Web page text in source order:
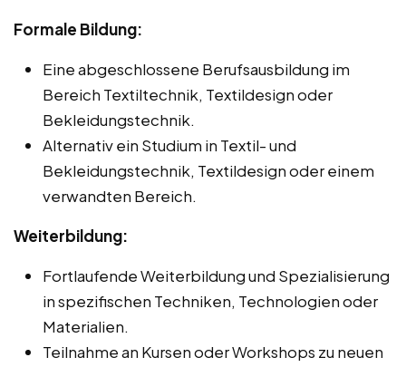
Formale Bildung:
Eine abgeschlossene Berufsausbildung im
Bereich Textiltechnik, Textildesign oder
Bekleidungstechnik.
Alternativ ein Studium in Textil- und
Bekleidungstechnik, Textildesign oder einem
verwandten Bereich.
Weiterbildung:
Fortlaufende Weiterbildung und Spezialisierung
in spezifischen Techniken, Technologien oder
Materialien.
Teilnahme an Kursen oder Workshops zu neuen